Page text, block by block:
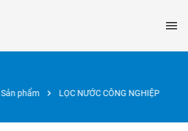
Sản phẩm LỌC NƯỚC CÔNG NGHIỆP